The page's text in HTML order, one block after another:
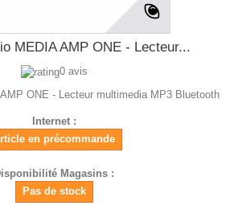
MEDIA AMP ONE - Lecteur...
0 avis
ONE - Lecteur multimedia MP3 Bluetooth
Internet :
en précommande
Magasins :
Pas de stock